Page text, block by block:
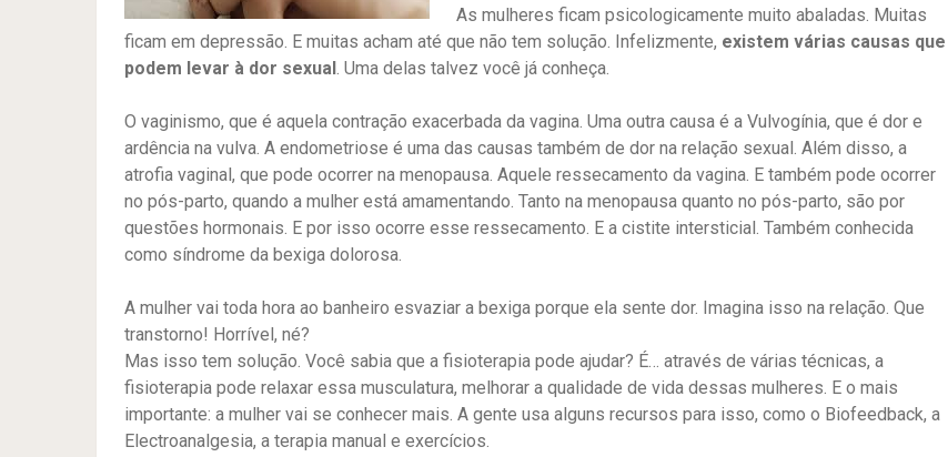
As mulheres ficam psicologicamente muito abaladas. Muitas
ficam em depressão. E muitas acham até que não tem solução. Infelizmente, existem várias causas que
podem levar à dor sexual. Uma delas talvez você já conheça.
O vaginismo, que é aquela contração exacerbada da vagina. Uma outra causa é a Vulvogínia, que é dor e
ardência na vulva. A endometriose é uma das causas também de dor na relação sexual. Além disso, a
atrofia vaginal, que pode ocorrer na menopausa. Aquele ressecamento da vagina. E também pode ocorrer
no pós-parto, quando a mulher está amamentando. Tanto na menopausa quanto no pós-parto, são por
questões hormonais. E por isso ocorre esse ressecamento. E a cistite intersticial. Também conhecida
como síndrome da bexiga dolorosa.
A mulher vai toda hora ao banheiro esvaziar a bexiga porque ela sente dor. Imagina isso na relação. Que
transtorno! Horrível, né?
Mas isso tem solução. Você sabia que a fisioterapia pode ajudar? É… através de várias técnicas, a
fisioterapia pode relaxar essa musculatura, melhorar a qualidade de vida dessas mulheres. E o mais
importante: a mulher vai se conhecer mais. A gente usa alguns recursos para isso, como o Biofeedback, a
Electroanalgesia, a terapia manual e exercícios.